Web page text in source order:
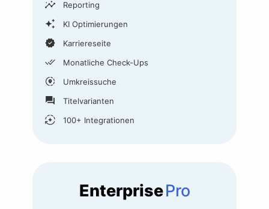
insights Reporting
auto_awesome KI Optimierungen
verified Karriereseite
done_all Monatliche Check-Ups
share_location Umkreissuche
question_answer Titelvarianten
auto_mode 100+ Integrationen
EnterprisePro